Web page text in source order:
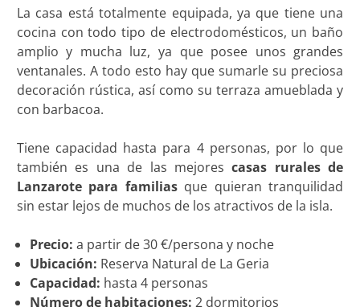
La casa está totalmente equipada, ya que tiene una
cocina con todo tipo de electrodomésticos, un baño
amplio y mucha luz, ya que posee unos grandes
ventanales. A todo esto hay que sumarle su preciosa
decoración rústica, así como su terraza amueblada y
con barbacoa.
Tiene capacidad hasta para 4 personas, por lo que
también es una de las mejorescasas rurales de
Lanzarote para familiasque quieran tranquilidad
sin estar lejos de muchos de los atractivos de la isla.
Precio: a partir de 30 €/persona y noche
Ubicación: Reserva Natural de La Geria
Capacidad: hasta 4 personas
Número de habitaciones: 2 dormitorios